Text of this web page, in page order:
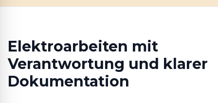
Elektroarbeiten mit
Verantwortung und klarer
Dokumentation